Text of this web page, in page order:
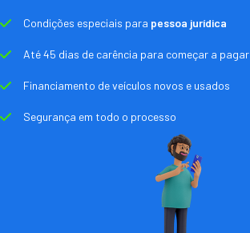
Condições especiais para pessoa jurídica
Até 45 dias de carência para começar a pagar
Financiamento de veículos novos e usados
Segurança em todo o processo